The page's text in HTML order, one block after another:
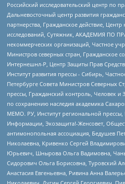
Российский исследовательский центр по
Дальневосточный центр развития
партнерства, Гражданское действие,
исследований, Сутяжник, АКАДЕМИЯ ПО
некоммерческих организаций, Частное
Министров северных стран, Гражданское
Интернешнл-Р, Центр Защиты Прав
Институт развития прессы - Сибирь,
Петербурге Совета Министров Северных
прессы, Гражданский контроль, Человек и
по сохранению наследия академика
МЕМО. РУ, Институт региональной прессы,
Информации, Экозащита!-Женсовет,
антимонопольная ассоциация, Бедушев
Николаевна, Кривенко Сергей
Юрьевич, Шнырова Ольга Вадимовна,
Сидорович Ольга Борисовна, Туровский
Анастасия Евгеньевна, Ривина Анна